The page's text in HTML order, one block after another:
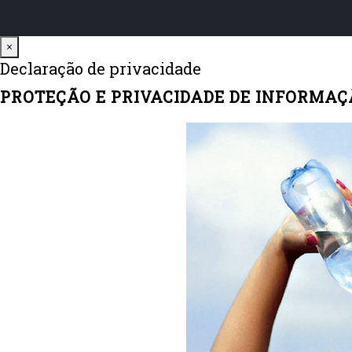
×
Declaração de privacidade
PROTEÇÃO E PRIVACIDADE DE